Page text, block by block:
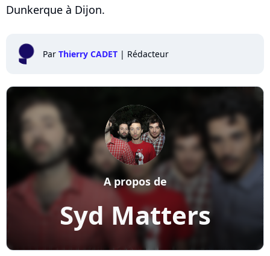
Dunkerque à Dijon.
Par Thierry CADET | Rédacteur
Syd Matters
A propos de